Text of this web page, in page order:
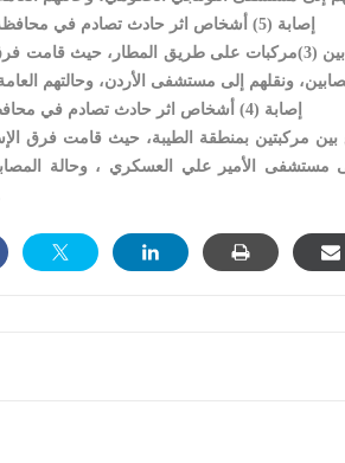
إصابة (5) أشخاص اثر حادث تصادم في محافظة العاصمة
أصيب (5) أشخاص بجروح ورضوض مختلفة بالجسم اثر تعرضهم لحادث تصادم وقع بين (3)مركبات على طريق
إصابة (4) أشخاص اثر حادث تصادم في محافظة الكرك
بين مركبتين بمنطقة الطيبة، حيث قامت فرق
مستشفى الأمير علي العسكري ، وحالة